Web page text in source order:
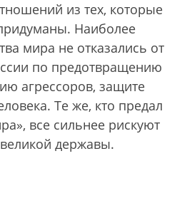
из тех, которые
Наиболее
мира не отказались от
по предотвращению
агрессоров, защите
Те же, кто предал
все сильнее рискуют
державы.